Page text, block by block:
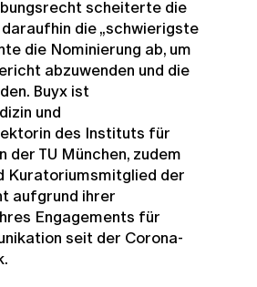
scheiterte die
die „schwierigste
die Nominierung ab, um
abzuwenden und die
Buyx ist
und
des Instituts für
TU München, zudem
Kuratoriumsmitglied der
aufgrund ihrer
Engagements für
seit der Corona-